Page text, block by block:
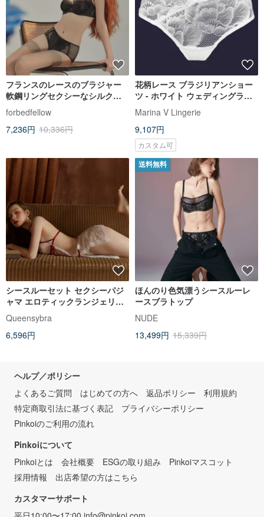
フランスのレースのブラジャー
軟鋼リングセクシーなシルク快
適な通気性のある夏の下着パン
ティセット
forbedfellow
7,236円 10,336円
花柄レース ブラジリアンショー
ツ - ホワイト ウェディングラン
ジェリー - ブライダル セクシー
ランジェリー
Marina V Lingerie
9,107円
カスタム可
シースルーセット セクシーパジ
ャマ エロティックランジェリー
セクシーランジェリー 肌触りの
良いシルクパジャマ セクシーパ
ジャマ サテンパジャマ
Queensybra
6,596円
送料無料
ほんのり色気漂うシースルーレ
ースブラトップ
NUDE
13,499円 15,339円
ヘルプ／ポリシー
よくあるご質問
はじめての方へ 返品ポリシー
利用規約
特定商取引法に基づく表記
プライバシーポリシー
Pinkoiのご利用の流れ
Pinkoiについて
Pinkoiとは
会社概要 ESGの取り組み
Pinkoiマスコット
採用情報
出店希望の方はこちら
カスタマーサポート